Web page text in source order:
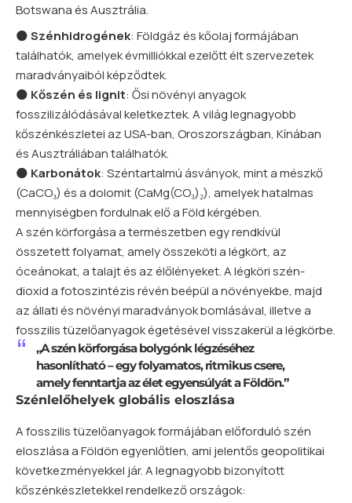
Botswana és Ausztrália.
🌑Szénhidrogének: Földgáz és kőolaj formájában
találhatók, amelyek évmilliókkal ezelőtt élt szervezetek
maradványaiból képződtek.
🌑 Kőszén és lignit: Ősi növényi anyagok
fosszilizálódásával keletkeztek. A világ legnagyobb
kőszénkészletei az USA-ban, Oroszországban, Kínában
és Ausztráliában találhatók.
🌑 Karbonátok: Széntartalmú ásványok, mint a mészkő
(CaCO₃) és a dolomit (CaMg(CO₃)₂), amelyek hatalmas
mennyiségben fordulnak elő a Föld kérgében.
A szén körforgása a természetben egy rendkívül
összetett folyamat, amely összeköti a légkört, az
óceánokat, a talajt és az élőlényeket. A légköri szén-
dioxid a fotoszintézis révén beépül a növényekbe, majd
az állati és növényi maradványok bomlásával, illetve a
fosszilis tüzelőanyagok égetésével visszakerül a légkörbe.
„A szén körforgása bolygónk légzéséhez
hasonlítható – egy folyamatos, ritmikus csere,
amely fenntartja az élet egyensúlyát a Földön.”
Szénlelőhelyek globális eloszlása
A fosszilis tüzelőanyagok formájában előforduló szén
eloszlása a Földön egyenlőtlen, ami jelentős geopolitikai
következményekkel jár. A legnagyobb bizonyított
kőszénkészletekkel rendelkező országok: